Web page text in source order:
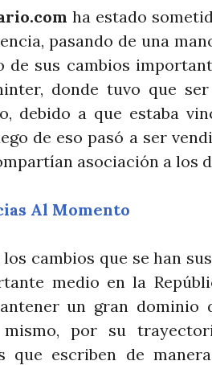
ha estado
pasando de una
de sus cambios
donde tuvo que
debido a que estaba
de eso pasó a ser
asociación a los
Al Momento
los cambios que se han
medio en la
un gran
por su
que escriben de